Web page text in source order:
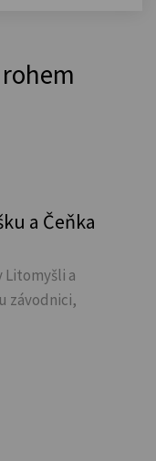
a Čeňka
a
závodnici,